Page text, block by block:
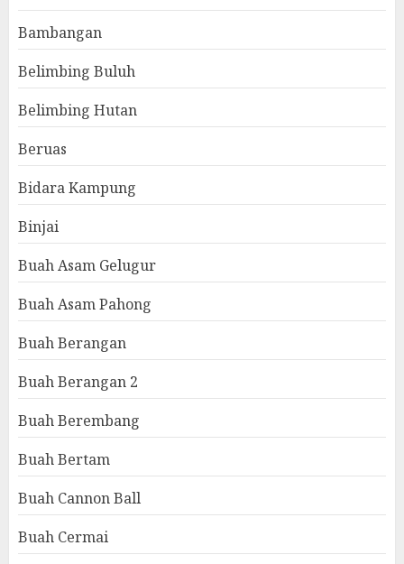
Bambangan
Belimbing Buluh
Belimbing Hutan
Beruas
Bidara Kampung
Binjai
Buah Asam Gelugur
Buah Asam Pahong
Buah Berangan
Buah Berangan 2
Buah Berembang
Buah Bertam
Buah Cannon Ball
Buah Cermai